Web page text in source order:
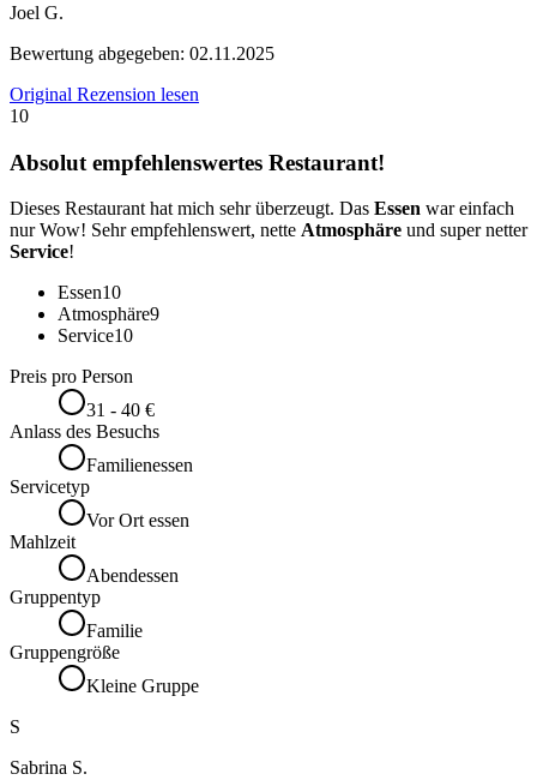
Joel G.
Bewertung abgegeben: 02.11.2025
Original Rezension lesen
10
Absolut empfehlenswertes Restaurant!
Dieses Restaurant hat mich sehr überzeugt. Das Essen war einfach
nur Wow! Sehr empfehlenswert, nette Atmosphäre und super netter
Service!
Essen10
Atmosphäre9
Service10
Preis pro Person
31 - 40 €
Anlass des Besuchs
Familienessen
Servicetyp
Vor Ort essen
Mahlzeit
Abendessen
Gruppentyp
Familie
Gruppengröße
Kleine Gruppe
S
Sabrina S.